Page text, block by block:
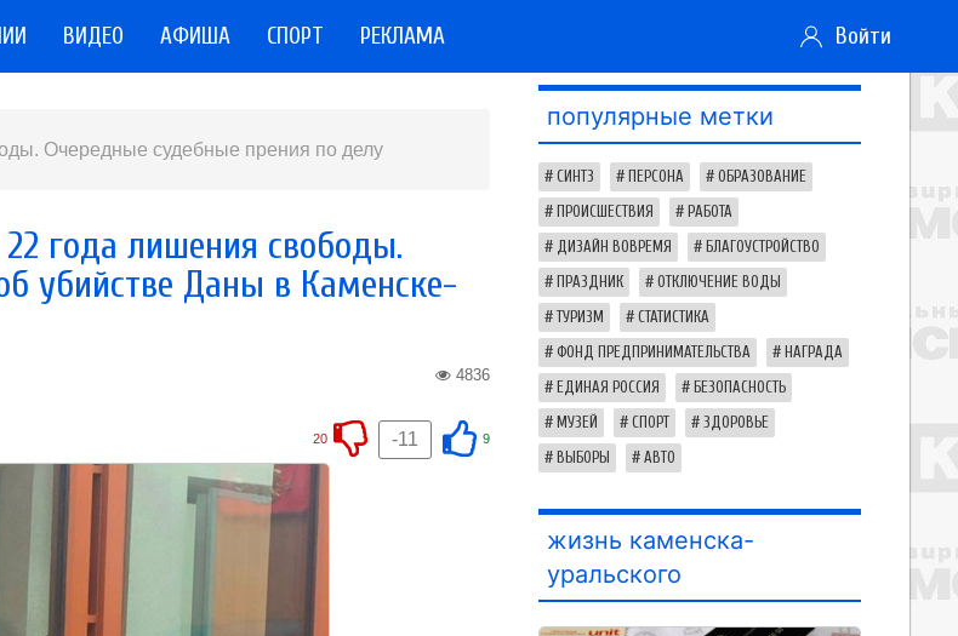
ВИДЕО АФИША СПОРТ РЕКЛАМА Войти
Очередные судебные прения по делу
22 года лишения свободы.
убийстве Даны в Каменске-
4836
9
-11
20
популярные метки
СИНТЗ ПЕРСОНА ОБРАЗОВАНИЕ
ПРОИСШЕСТВИЯ РАБОТА
ДИЗАЙН ВОВРЕМЯ БЛАГОУСТРОЙСТВО
ПРАЗДНИК ОТКЛЮЧЕНИЕ ВОДЫ
ТУРИЗМ СТАТИСТИКА
ФОНД ПРЕДПРИНИМАТЕЛЬСТВА НАГРАДА
ЕДИНАЯ РОССИЯ БЕЗОПАСНОСТЬ
МУЗЕЙ СПОРТ ЗДОРОВЬЕ
ВЫБОРЫ АВТО
жизнь каменска-
уральского